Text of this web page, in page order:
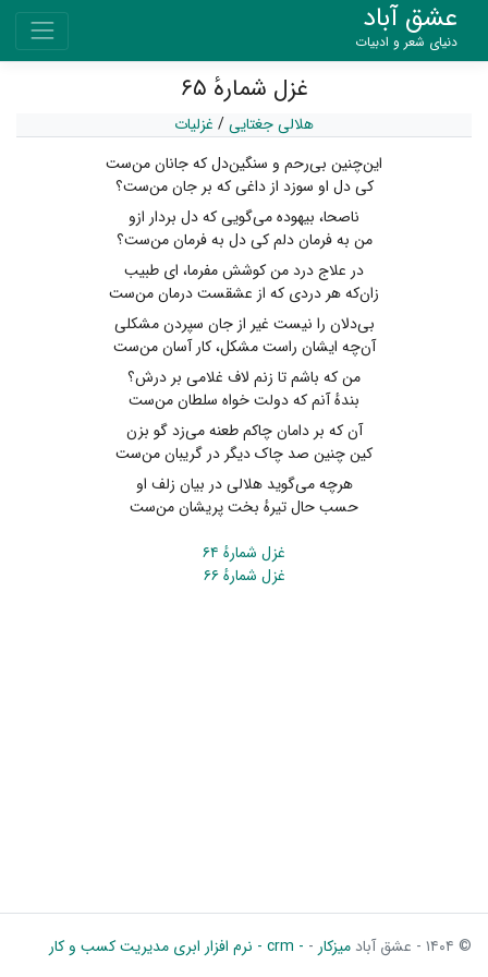
عشق آباد
دنیای شعر و ادبیات
غزل شمارهٔ ۶۵
هلالی جغتایی/ غزلیات
این‌چنین بی‌رحم و سنگین‌دل که جانان من‌ست
کی دل او سوزد از داغی که بر جان من‌ست؟
ناصحا، بیهوده می‌گویی که دل بردار ازو
من به فرمان دلم کی دل به فرمان من‌ست؟
در علاج درد من کوشش مفرما، ای طبیب
زان‌که هر دردی که از عشقست درمان من‌ست
بی‌دلان را نیست غیر از جان سپردن مشکلی
آن‌چه ایشان راست مشکل، کار آسان من‌ست
من که باشم تا زنم لاف غلامی بر درش؟
بندهٔ آنم که دولت خواه سلطان من‌ست
آن که بر دامان چاکم طعنه می‌زد گو بزن
کین چنین صد چاک دیگر در گریبان من‌ست
هرچه می‌گوید هلالی در بیان زلف او
حسب حال تیرهٔ بخت پریشان من‌ست
غزل شمارهٔ ۶۴
غزل شمارهٔ ۶۶
© ۱۴۰۴ - عشق آباد میزکار - - crm - نرم افزار ابری مدیریت کسب و کار